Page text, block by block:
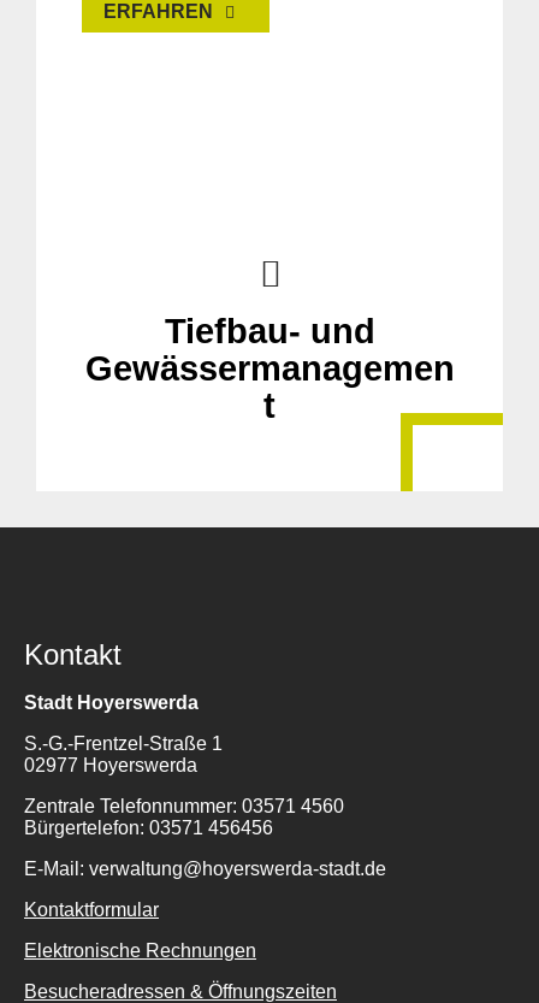
ERFAHREN
Tiefbau- und
Gewässermanagemen
t
Kontakt
Stadt Hoyerswerda
S.-G.-Frentzel-Straße 1
02977 Hoyerswerda
Zentrale Telefonnummer: 03571 4560
Bürgertelefon: 03571 456456
E-Mail: verwaltung@hoyerswerda-stadt.de
Kontaktformular
Elektronische Rechnungen
Besucheradressen & Öffnungszeiten